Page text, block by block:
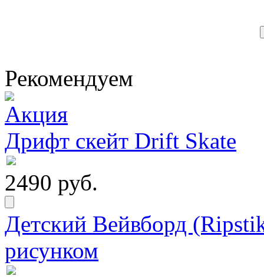
Рекомендуем
Дрифт скейт Drift Skate
2490 руб.
Детский Вейвборд
рисунком